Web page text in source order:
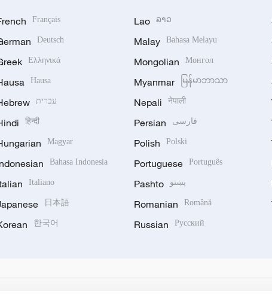
Français
Deutsch
Ελληνικά
Hausa
עברית
हिन्दी
Magyar
Bahasa Indonesia
Italiano
日本語
한국어
Lao ລາວ
Malay Bahasa Melayu
Mongolian Монгол
Myanmar မြန်မာဘာသာ
Nepali नेपाली
Persian فارسی
Polish Polski
Portuguese Português
Pashto پښتو
Romanian Română
Russian Русский